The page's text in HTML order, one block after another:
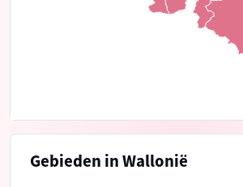
Gebieden in Wallonië